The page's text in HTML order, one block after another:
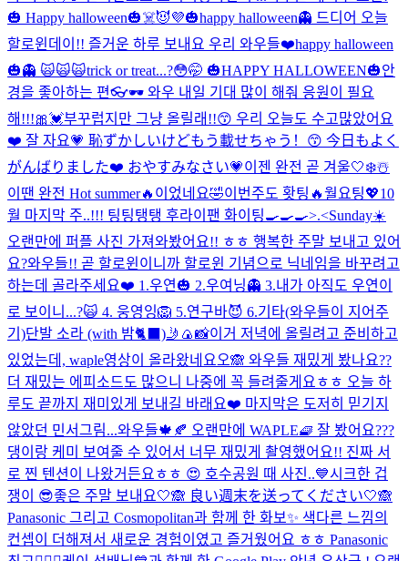
🎃 Happy halloween🎃☠️😈💜🎃happy halloween👻 드디어 오늘
할로윈데이!! 즐거운 하루 보내요 우리 와우들❤️happy halloween
🎃👻 🙀🙀🙀trick or treat...?😳🤭 🎃HAPPY HALLOWEEN🎃안
경을 좋아하는 편👓🕶 와우 내일 기대 많이 해줘 응원이 필요
해!!!🎀💓부꾸럽지만 그냥 올릴래!!😙 우리 오늘도 수고많았어요
❤️ 잘 자요💗 恥ずかしいけどもう載せちゃう！😙 今日もよく
がんばりました❤️ おやすみなさい💗이젠 완전 곧 겨울🤍❄️☃️
이땐 완전 Hot summer🔥이었네요🤣이번주도 홧팅🔥월요팅💖10
월 마지막 주..!!! 팅팅탱탱 후라이팬 화이팅🍳🍳🍳>.<Sunday☀️
오랜만에 퍼플 사진 가져와봤어요!! ㅎㅎ 행복한 주말 보내고 있어
요?와우들!! 곧 할로윈이니까 할로윈 기념으로 닉네임을 바꾸려고
하는데 골라주세요❤️ 1.우연🎃 2.우여닝👻 3.내가 아직도 우연이
로 보이니...?🙀 4. 웅영잉🦁 5.연구바😈 6.기타(와우들이 지어주
기)단발 소라 (with 밤🐈‍⬛)🤳🍙📸이거 저녁에 올릴려고 준비하고
있었는데, waple영상이 올라왔네요오🙈 와우들 재밌게 봤나요??
더 재밌는 에피소드도 많으니 나중에 꼭 들려줄게요ㅎㅎ 오늘 하
루도 끝까지 재미있게 보내길 바래요❤️ 마지막은 도저히 믿기지
않았던 민서그림...와우들🍁🍂 오랜만에 WAPLE🧇 잘 봤어요???
댕이랑 케미 보여줄 수 있어서 너무 재밌게 촬영했어요!! 진짜 서
로 찐 텐션이 나왔거든요ㅎㅎ 😍 호수공원 때 사진..💙시크한 겁
쟁이 😎좋은 주말 보내요🤍🙈 良い週末を送ってください🤍🙈
Panasonic 그리고 Cosmopolitan과 함께 한 화보✨ 색다른 느낌의
컨셉이 더해져서 새로운 경험이였고 즐거웠어요 ㅎㅎ Panasonic